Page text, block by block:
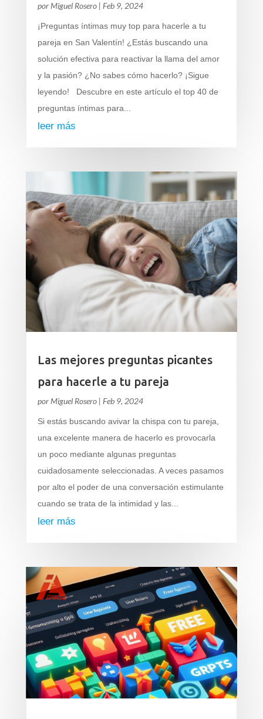
por Miguel Rosero| Feb 9, 2024
¡Preguntas íntimas muy top para hacerle a tu
pareja en San Valentín! ¿Estás buscando una
solución efectiva para reactivar la llama del amor
y la pasión? ¿No sabes cómo hacerlo? ¡Sigue
leyendo! Descubre en este artículo el top 40 de
preguntas íntimas para...
leer más
Las mejores preguntas picantes
para hacerle a tu pareja
porMiguel Rosero| Feb 9, 2024
Si estás buscando avivar la chispa con tu pareja,
una excelente manera de hacerlo es provocarla
un poco mediante algunas preguntas
cuidadosamente seleccionadas. A veces pasamos
por alto el poder de una conversación estimulante
cuando se trata de la intimidad y las...
leer más